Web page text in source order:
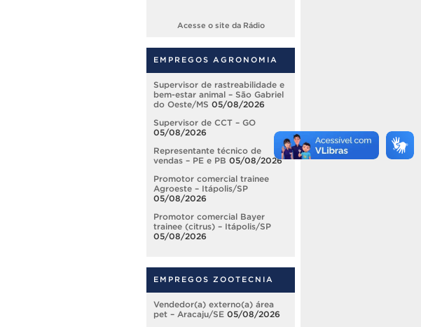
Acesse o site da Rádio
EMPREGOS AGRONOMIA
Supervisor de rastreabilidade e
bem-estar animal – São Gabriel
do Oeste/MS 05/08/2026
Supervisor de CCT – GO
05/08/2026
Representante técnico de
vendas – PE e PB 05/08/2026
Promotor comercial trainee
Agroeste – Itápolis/SP
05/08/2026
Promotor comercial Bayer
trainee (citrus) – Itápolis/SP
05/08/2026
EMPREGOS ZOOTECNIA
Vendedor(a) externo(a) área
pet – Aracaju/SE 05/08/2026